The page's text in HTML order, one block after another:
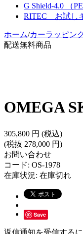
G Shield-4.0 （
RITEC お試し
ホーム/カーラッピン
配送無料商品
OMEGA
305,800 円 (税込)
(税抜 278,000 円)
お問い合わせ
コード: OS-1978
在庫状況: 在庫切れ
Save